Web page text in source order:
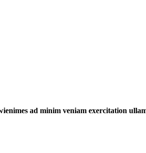
ad minim veniam exercitation